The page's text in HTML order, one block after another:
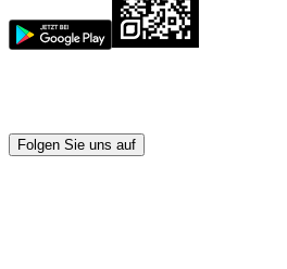
Folgen Sie uns auf